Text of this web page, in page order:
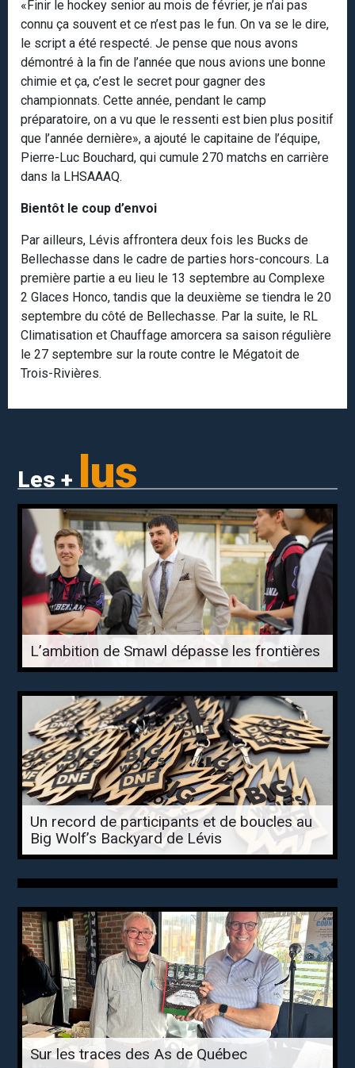
«Finir le hockey senior au mois de février, je n’ai pas
connu ça souvent et ce n’est pas le fun. On va se le dire,
le script a été respecté. Je pense que nous avons
démontré à la fin de l’année que nous avions une bonne
chimie et ça, c’est le secret pour gagner des
championnats. Cette année, pendant le camp
préparatoire, on a vu que le ressenti est bien plus positif
que l’année dernière», a ajouté le capitaine de l’équipe,
Pierre-Luc Bouchard, qui cumule 270 matchs en carrière
dans la LHSAAAQ.
Bientôt le coup d’envoi
Par ailleurs, Lévis affrontera deux fois les Bucks de
Bellechasse dans le cadre de parties hors-concours. La
première partie a eu lieu le 13 septembre au Complexe
2 Glaces Honco, tandis que la deuxième se tiendra le 20
septembre du côté de Bellechasse. Par la suite, le RL
Climatisation et Chauffage amorcera sa saison régulière
le 27 septembre sur la route contre le Mégatoit de
Trois-Rivières.
Les + lus
L’ambition de Smawl dépasse les frontières
Un record de participants et de boucles au
Big Wolf’s Backyard de Lévis
Sur les traces des As de Québec